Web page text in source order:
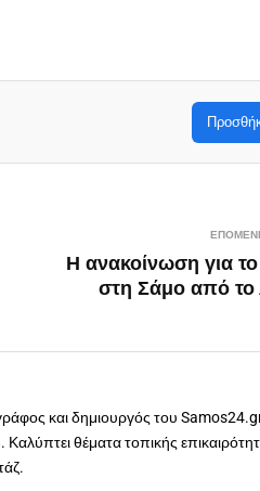
Η ανακοίνωση για
στη Σάμο από το
και δημιουργός του
θέματα τοπικής